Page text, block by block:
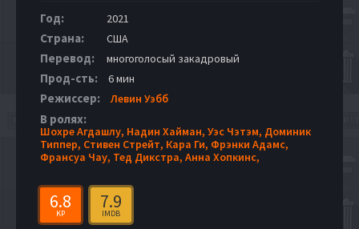
Год: 2021
Страна: США
Перевод: многоголосый закадровый
Прод-сть: 6 мин
Режиссер: Левин Уэбб
В ролях:
Шохре Агдашлу, Надин Хайман, Уэс Чэтэм, Доминик
Типпер, Стивен Стрейт, Кара Ги, Фрэнки Адамс,
Франсуа Чау, Тед Дикстра, Анна Хопкинс,
6.8
KP
7.9
IMDB